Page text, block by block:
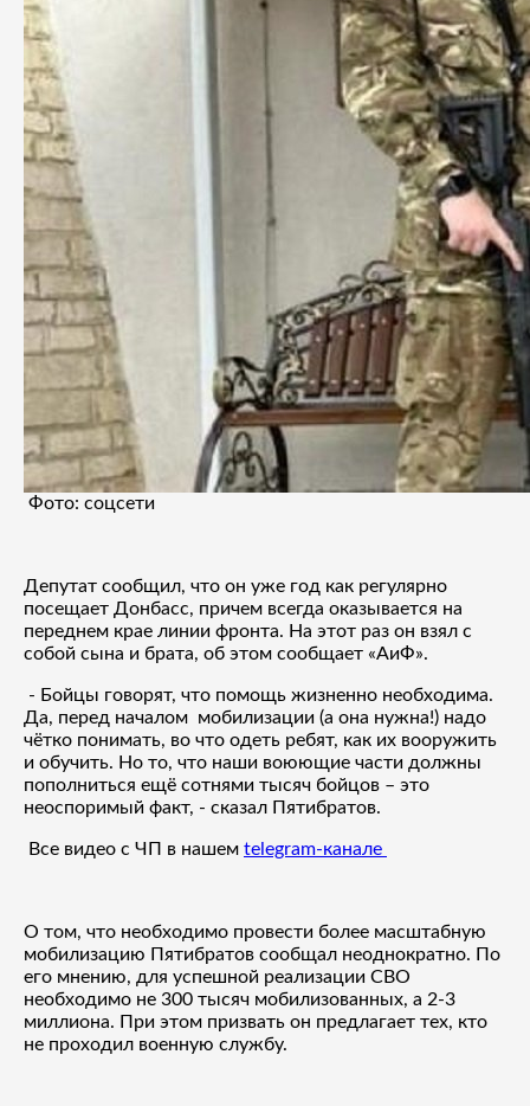
Фото: соцсети
Депутат сообщил, что он уже год как регулярно
посещает Донбасс, причем всегда оказывается на
переднем крае линии фронта. На этот раз он взял с
собой сына и брата, об этом сообщает «АиФ».
- Бойцы говорят, что помощь жизненно необходима.
Да, перед началом мобилизации (а она нужна!) надо
чётко понимать, во что одеть ребят, как их вооружить
и обучить. Но то, что наши воюющие части должны
пополниться ещё сотнями тысяч бойцов – это
неоспоримый факт, - сказал Пятибратов.
Все видео с ЧП в нашем telegram-канале
О том, что необходимо провести более масштабную
мобилизацию Пятибратов сообщал неоднократно. По
его мнению, для успешной реализации СВО
необходимо не 300 тысяч мобилизованных, а 2-3
миллиона. При этом призвать он предлагает тех, кто
не проходил военную службу.